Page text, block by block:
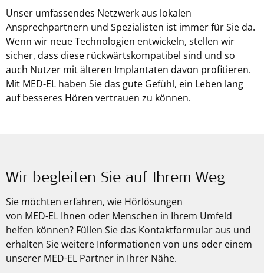
Unser umfassendes Netzwerk aus lokalen
Ansprechpartnern und Spezialisten ist immer für Sie da.
Wenn wir neue Technologien entwickeln, stellen wir
sicher, dass diese rückwärtskompatibel sind und so
auch Nutzer mit älteren Implantaten davon profitieren.
Mit MED-EL haben Sie das gute Gefühl, ein Leben lang
auf besseres Hören vertrauen zu können.
Wir begleiten Sie auf Ihrem Weg
Sie möchten erfahren, wie Hörlösungen
von MED-EL Ihnen oder Menschen in Ihrem Umfeld
helfen können? Füllen Sie das Kontaktformular aus und
erhalten Sie weitere Informationen von uns oder einem
unserer MED-EL Partner in Ihrer Nähe.